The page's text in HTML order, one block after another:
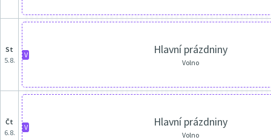
st
5.8.
V Hlavní prázdniny
Volno
čt
6.8.
V Hlavní prázdniny
Volno